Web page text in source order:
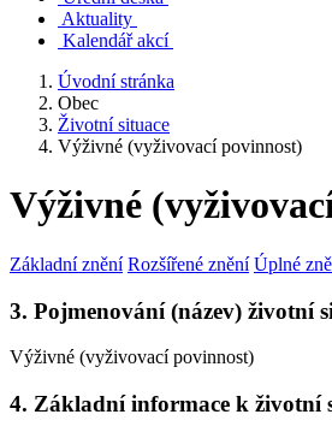
Aktuality
Kalendář akcí
Úvodní stránka
Obec
Životní situace
Výživné (vyživovací povinnost)
Výživné
Základní znění Rozšířené znění Úplné
3. Pojmenování (název) životní
Výživné (vyživovací povinnost)
4. Základní informace k životní